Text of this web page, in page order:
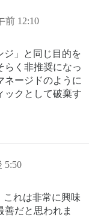
前 12:10
ジ」と同じ目的を
らく非推奨になっ
ネージドのように
ックとして破棄す
5:50
これは非常に興味
だと思われま